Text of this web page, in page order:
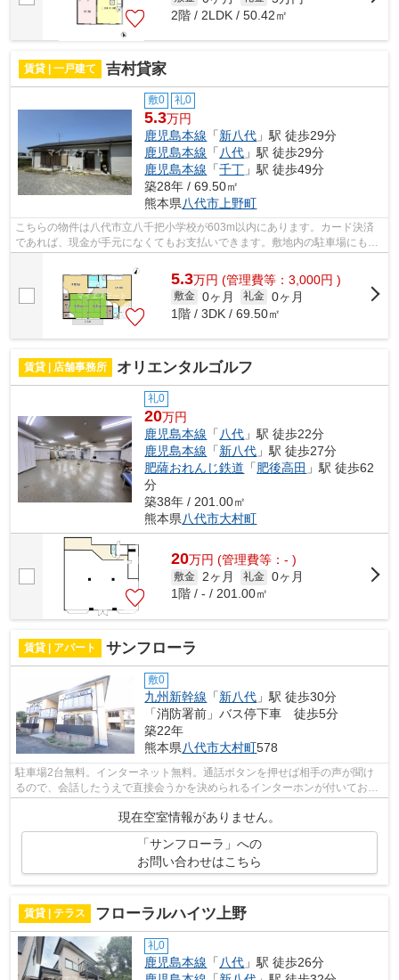
2階 / 2LDK / 50.42㎡
賃貸 | 一戸建て 吉村貸家
敷0 礼0
5.3万円
鹿児島本線 「新八代 」駅 徒歩29分
鹿児島本線 「 八代 」駅 徒歩29分
鹿児島本線 「千丁 」駅 徒歩49分
築28年 / 69.50㎡
熊本県八代市 上野町
こちらの物件は八代市立八千把小学校が603m以内にあります。カード決済
であれば、現金が手元になくてもお支払いできます。敷地内の駐車場にも空
5.3万円 (管理費等：3,000円 )
敷金 0ヶ月 礼金 0ヶ月
1階 / 3DK / 69.50㎡
賃貸 | 店舗事務所 オリエンタルゴルフ
礼0
20万円
鹿児島本線 「 八代 」駅 徒歩22分
鹿児島本線 「新八代 」駅 徒歩27分
肥薩おれんじ鉄道 「肥後高田 」駅 徒歩62
分
築38年 / 201.00㎡
熊本県八代市大村町
20万円 (管理費等：- )
敷金 2ヶ月 礼金 0ヶ月
1階 / - / 201.00㎡
賃貸 | アパート サンフローラ
敷0
九州新幹線 「新八代 」駅 徒歩30分
「消防署前」バス停下車 徒歩5分
築22年
熊本県八代市大村町578
駐車場2台無料。インターネット無料。通話ボタンを押せば相手の声が聞け
るので、会話したうえで直接会うかを決められるインターホンが付いており
ます。BS対応物件なので、アンテナ工事...
現在空室情報がありません。
「サンフローラ」への
お問い合わせはこちら
賃貸 | テラス フローラルハイツ上野
礼0
鹿児島本線 「八代 」駅 徒歩26分